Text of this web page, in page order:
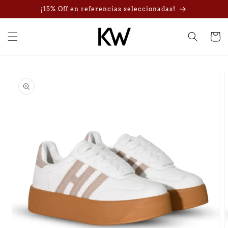
directamente
al contenido
¡15% Off en referencias seleccionadas!
Carrito
a la
información